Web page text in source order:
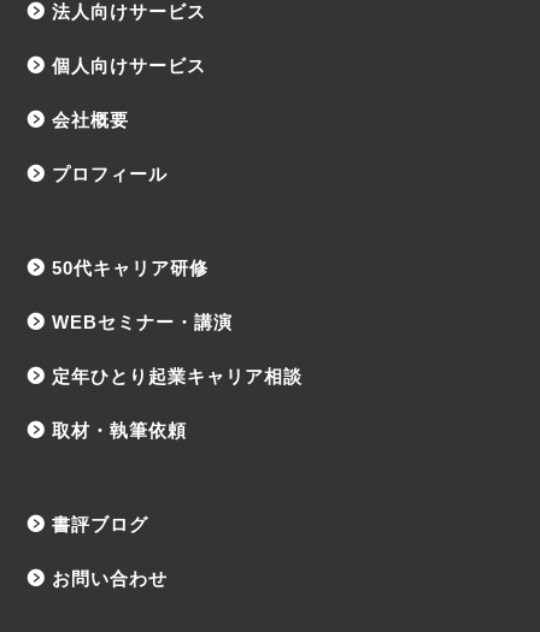
法人向けサービス
個人向けサービス
会社概要
プロフィール
50代キャリア研修
WEBセミナー・講演
定年ひとり起業キャリア相談
取材・執筆依頼
書評ブログ
お問い合わせ